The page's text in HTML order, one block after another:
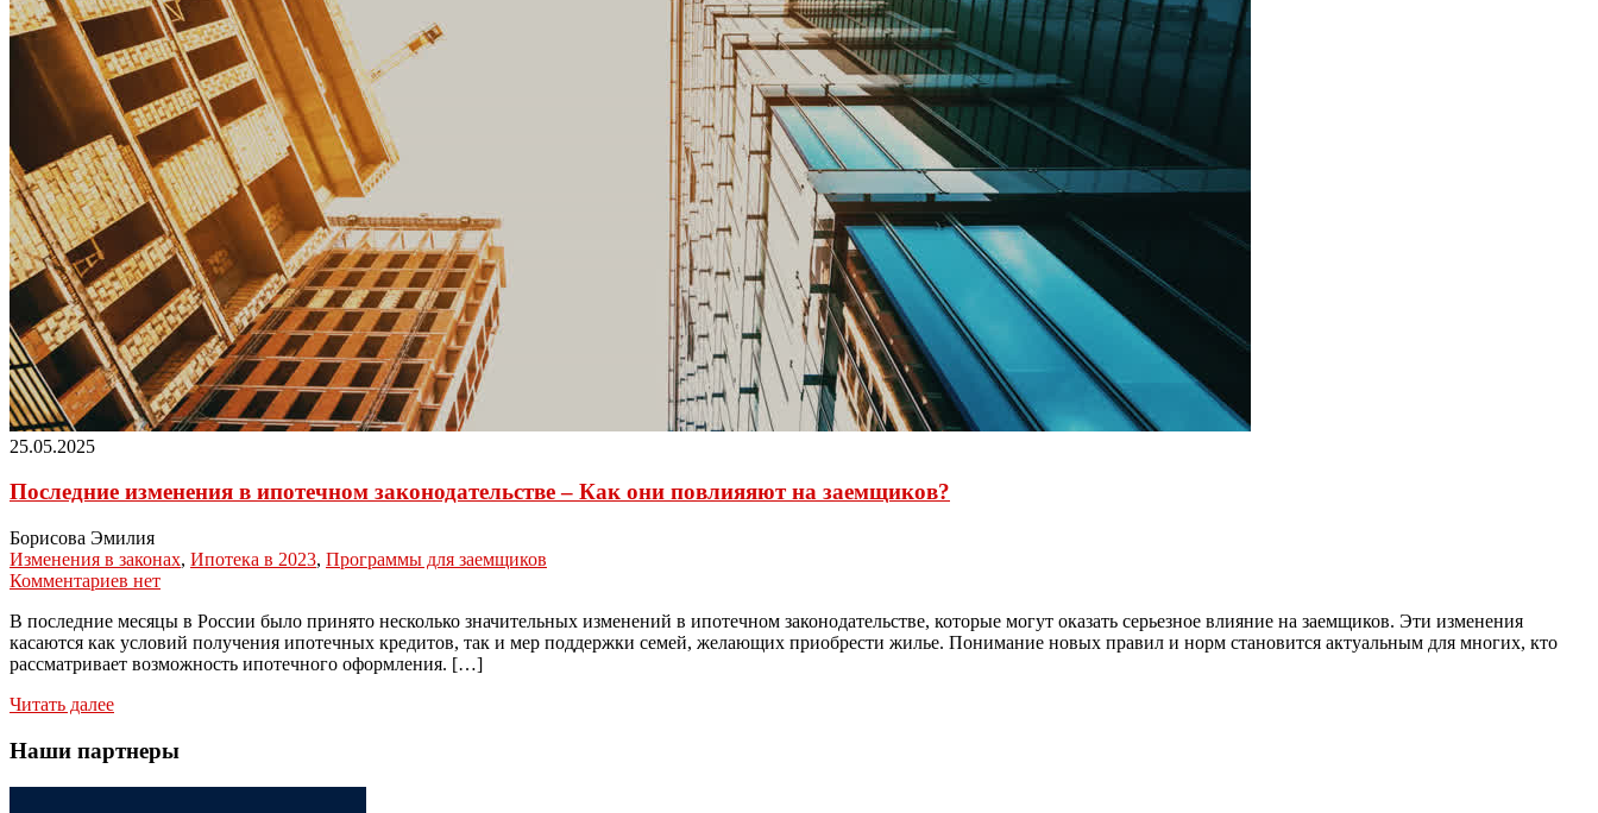
25.05.2025
Последние изменения в ипотечном законодательстве – Как они повлияяют на заемщиков?
Борисова Эмилия
Изменения в законах, Ипотека в 2023, Программы для заемщиков
Комментариев нет
В последние месяцы в России было принято несколько значительных изменений в ипотечном законодательстве, которые могут оказать серьезное влияние на заемщиков. Эти изменения
касаются как условий получения ипотечных кредитов, так и мер поддержки семей, желающих приобрести жилье. Понимание новых правил и норм становится актуальным для многих, кто
рассматривает возможность ипотечного оформления. […]
Читать далее
Наши партнеры